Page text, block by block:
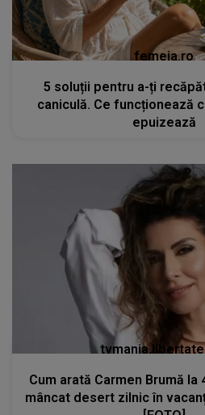
femeia.ro
5 soluții pentru a-ți
caniculă. Ce funcționează
epuizează
Cum arată Carmen Brumă la
mâncat desert zilnic în